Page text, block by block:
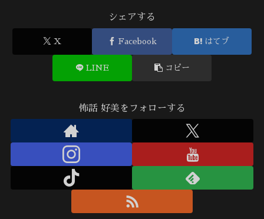
シェアする
X Facebook はてブ
LINE コピー
怖話 好美をフォローする